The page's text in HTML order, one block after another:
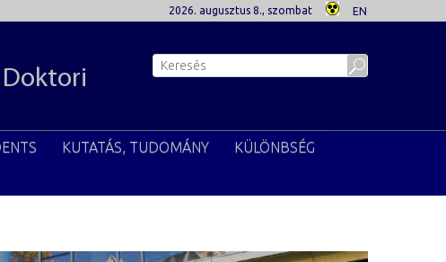
2026. augusztus 8., szombat EN
Doktori
KUTATÁS, TUDOMÁNY
KÜLÖNBSÉG